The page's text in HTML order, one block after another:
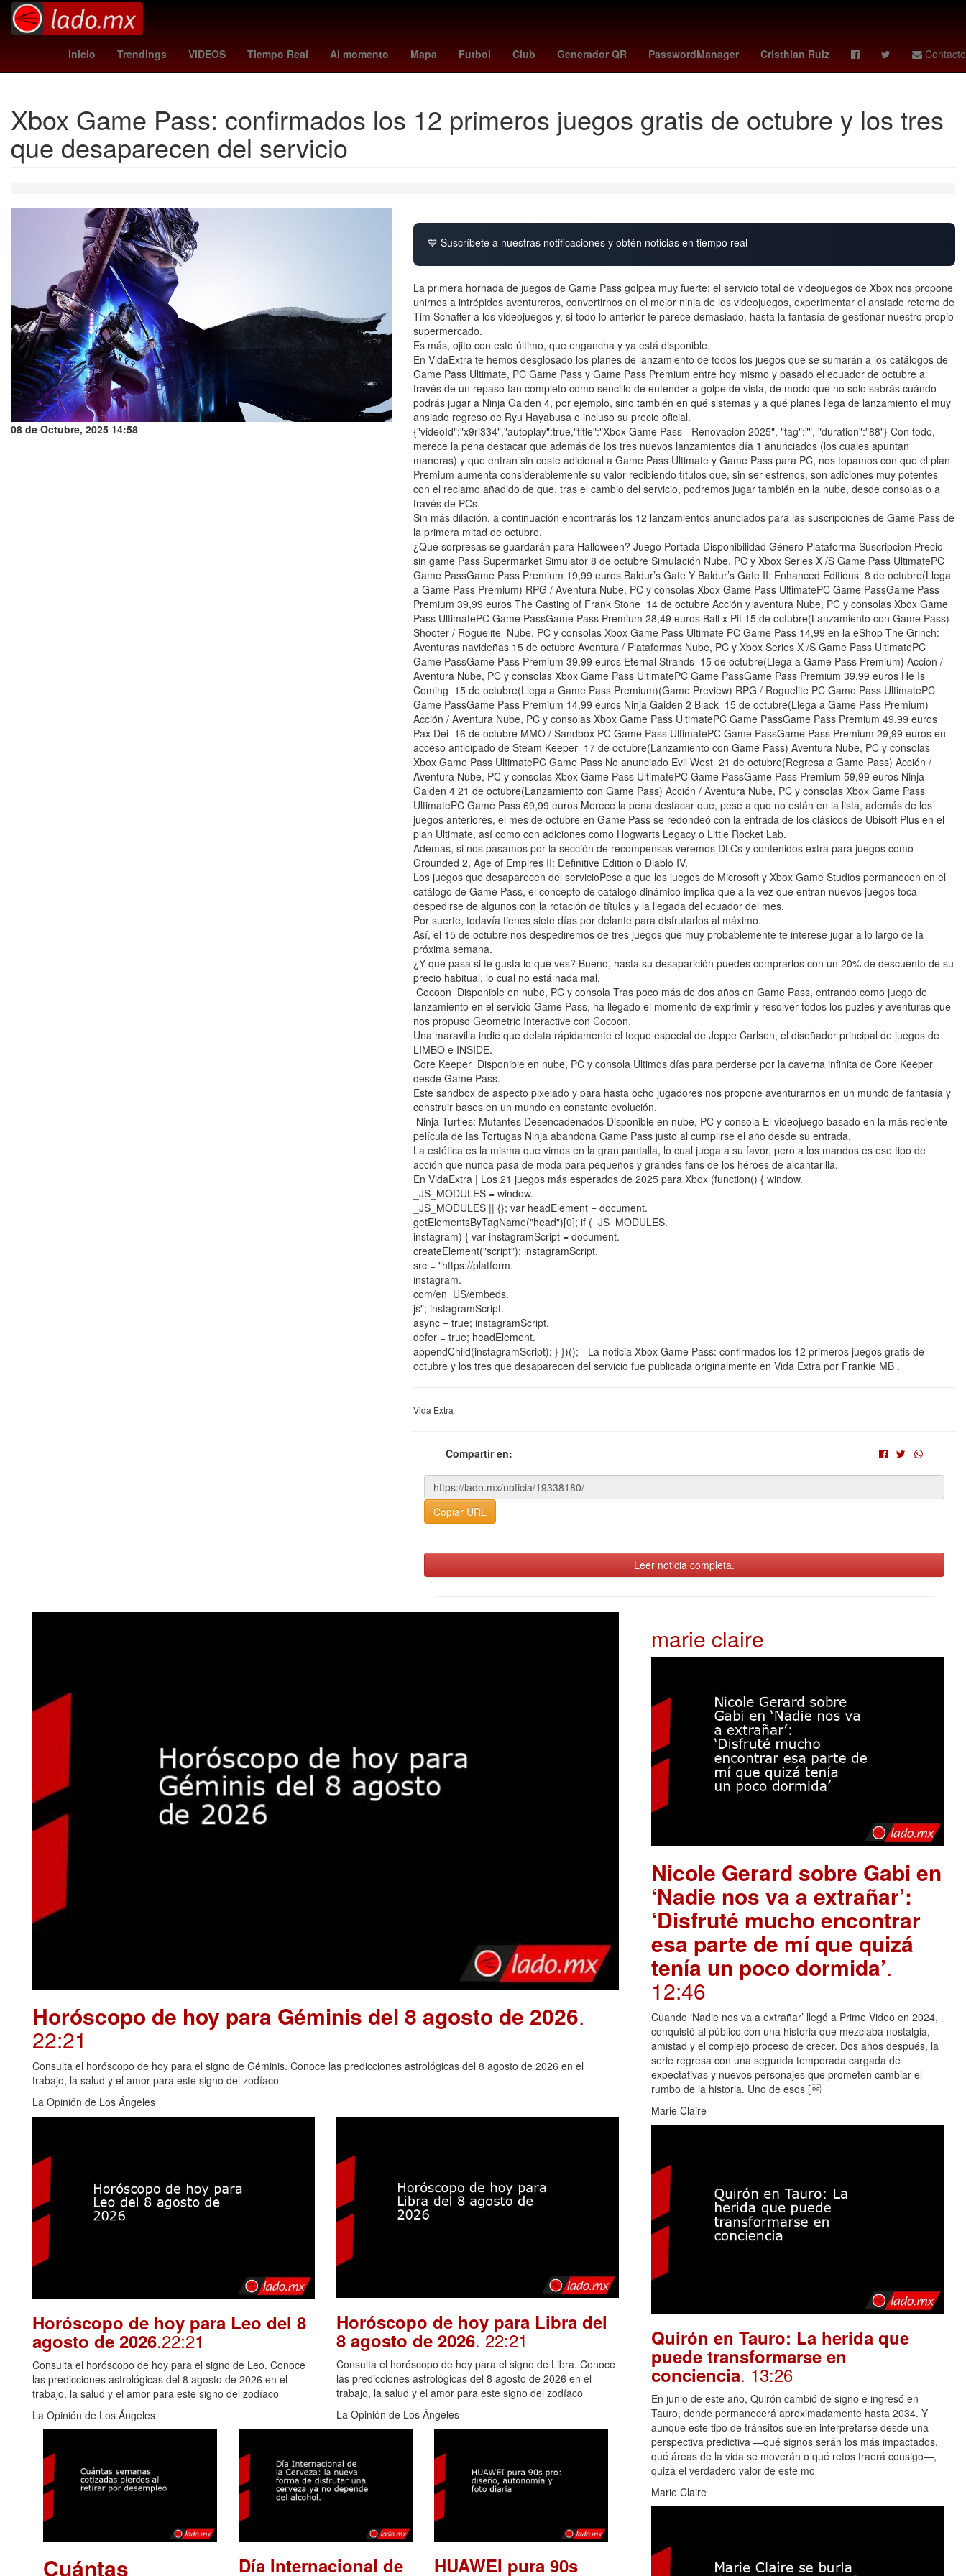
Inicio Trendings VIDEOS Tiempo Real Al momento Mapa Futbol Club Generador QR PasswordManager Cristhian Ruiz Contacto
Estados Unidos Ocoyucan belgica vs españa Fox Sports clima mexicali Play-off andré jardine kate middleton deportivo - sporting gijón gema
Xbox Game Pass: confirmados los 12 primeros juegos gratis de octubre y los tres
que desaparecen del servicio
08 de Octubre, 2025 14:58
💙 Suscríbete a nuestras notificaciones y obtén noticias en tiempo real
La primera hornada de juegos de Game Pass golpea muy fuerte: el servicio total de videojuegos de Xbox nos propone
unirnos a intrépidos aventureros, convertirnos en el mejor ninja de los videojuegos, experimentar el ansiado retorno de
Tim Schaffer a los videojuegos y, si todo lo anterior te parece demasiado, hasta la fantasía de gestionar nuestro propio
supermercado.
Es más, ojito con esto último, que engancha y ya está disponible.
En VidaExtra te hemos desglosado los planes de lanzamiento de todos los juegos que se sumarán a los catálogos de
Game Pass Ultimate, PC Game Pass y Game Pass Premium entre hoy mismo y pasado el ecuador de octubre a
través de un repaso tan completo como sencillo de entender a golpe de vista, de modo que no solo sabrás cuándo
podrás jugar a Ninja Gaiden 4, por ejemplo, sino también en qué sistemas y a qué planes llega de lanzamiento el muy
ansiado regreso de Ryu Hayabusa e incluso su precio oficial.
{"videoId":"x9ri334","autoplay":true,"title":"Xbox Game Pass - Renovación 2025", "tag":"", "duration":"88"} Con todo,
merece la pena destacar que además de los tres nuevos lanzamientos día 1 anunciados (los cuales apuntan
maneras) y que entran sin coste adicional a Game Pass Ultimate y Game Pass para PC, nos topamos con que el plan
Premium aumenta considerablemente su valor recibiendo títulos que, sin ser estrenos, son adiciones muy potentes
con el reclamo añadido de que, tras el cambio del servicio, podremos jugar también en la nube, desde consolas o a
través de PCs.
Sin más dilación, a continuación encontrarás los 12 lanzamientos anunciados para las suscripciones de Game Pass de
la primera mitad de octubre.
¿Qué sorpresas se guardarán para Halloween? Juego Portada Disponibilidad Género Plataforma Suscripción Precio
sin game Pass Supermarket Simulator 8 de octubre Simulación Nube, PC y Xbox Series X /S Game Pass UltimatePC
Game PassGame Pass Premium 19,99 euros Baldur’s Gate Y Baldur’s Gate II: Enhanced Editions 8 de octubre(Llega
a Game Pass Premium) RPG / Aventura Nube, PC y consolas Xbox Game Pass UltimatePC Game PassGame Pass
Premium 39,99 euros The Casting of Frank Stone 14 de octubre Acción y aventura Nube, PC y consolas Xbox Game
Pass UltimatePC Game PassGame Pass Premium 28,49 euros Ball x Pit 15 de octubre(Lanzamiento con Game Pass)
Shooter / Roguelite Nube, PC y consolas Xbox Game Pass Ultimate PC Game Pass 14,99 en la eShop The Grinch:
Aventuras navideñas 15 de octubre Aventura / Plataformas Nube, PC y Xbox Series X /S Game Pass UltimatePC
Game PassGame Pass Premium 39,99 euros Eternal Strands 15 de octubre(Llega a Game Pass Premium) Acción /
Aventura Nube, PC y consolas Xbox Game Pass UltimatePC Game PassGame Pass Premium 39,99 euros He Is
Coming 15 de octubre(Llega a Game Pass Premium)(Game Preview) RPG / Roguelite PC Game Pass UltimatePC
Game PassGame Pass Premium 14,99 euros Ninja Gaiden 2 Black 15 de octubre(Llega a Game Pass Premium)
Acción / Aventura Nube, PC y consolas Xbox Game Pass UltimatePC Game PassGame Pass Premium 49,99 euros
Pax Dei 16 de octubre MMO / Sandbox PC Game Pass UltimatePC Game PassGame Pass Premium 29,99 euros en
acceso anticipado de Steam Keeper 17 de octubre(Lanzamiento con Game Pass) Aventura Nube, PC y consolas
Xbox Game Pass UltimatePC Game Pass No anunciado Evil West 21 de octubre(Regresa a Game Pass) Acción /
Aventura Nube, PC y consolas Xbox Game Pass UltimatePC Game PassGame Pass Premium 59,99 euros Ninja
Gaiden 4 21 de octubre(Lanzamiento con Game Pass) Acción / Aventura Nube, PC y consolas Xbox Game Pass
UltimatePC Game Pass 69,99 euros Merece la pena destacar que, pese a que no están en la lista, además de los
juegos anteriores, el mes de octubre en Game Pass se redondeó con la entrada de los clásicos de Ubisoft Plus en el
plan Ultimate, así como con adiciones como Hogwarts Legacy o Little Rocket Lab.
Además, si nos pasamos por la sección de recompensas veremos DLCs y contenidos extra para juegos como
Grounded 2, Age of Empires II: Definitive Edition o Diablo IV.
Los juegos que desaparecen del servicioPese a que los juegos de Microsoft y Xbox Game Studios permanecen en el
catálogo de Game Pass, el concepto de catálogo dinámico implica que a la vez que entran nuevos juegos toca
despedirse de algunos con la rotación de títulos y la llegada del ecuador del mes.
Por suerte, todavía tienes siete días por delante para disfrutarlos al máximo.
Así, el 15 de octubre nos despediremos de tres juegos que muy probablemente te interese jugar a lo largo de la
próxima semana.
¿Y qué pasa si te gusta lo que ves? Bueno, hasta su desaparición puedes comprarlos con un 20% de descuento de su
precio habitual, lo cual no está nada mal.
Cocoon Disponible en nube, PC y consola Tras poco más de dos años en Game Pass, entrando como juego de
lanzamiento en el servicio Game Pass, ha llegado el momento de exprimir y resolver todos los puzles y aventuras que
nos propuso Geometric Interactive con Cocoon.
Una maravilla indie que delata rápidamente el toque especial de Jeppe Carlsen, el diseñador principal de juegos de
LIMBO e INSIDE.
Core Keeper Disponible en nube, PC y consola Últimos días para perderse por la caverna infinita de Core Keeper
desde Game Pass.
Este sandbox de aspecto pixelado y para hasta ocho jugadores nos propone aventurarnos en un mundo de fantasía y
construir bases en un mundo en constante evolución.
Ninja Turtles: Mutantes Desencadenados Disponible en nube, PC y consola El videojuego basado en la más reciente
película de las Tortugas Ninja abandona Game Pass justo al cumplirse el año desde su entrada.
La estética es la misma que vimos en la gran pantalla, lo cual juega a su favor, pero a los mandos es ese tipo de
acción que nunca pasa de moda para pequeños y grandes fans de los héroes de alcantarilla.
En VidaExtra | Los 21 juegos más esperados de 2025 para Xbox (function() { window.
_JS_MODULES = window.
_JS_MODULES || {}; var headElement = document.
getElementsByTagName("head")[0]; if (_JS_MODULES.
instagram) { var instagramScript = document.
createElement("script"); instagramScript.
src = "https://platform.
instagram.
com/en_US/embeds.
js"; instagramScript.
async = true; instagramScript.
defer = true; headElement.
appendChild(instagramScript); } })(); - La noticia Xbox Game Pass: confirmados los 12 primeros juegos gratis de
octubre y los tres que desaparecen del servicio fue publicada originalmente en Vida Extra por Frankie MB .
Vida Extra
Compartir en:
Copiar URL
Leer noticia completa.
Horóscopo de hoy para Géminis del 8 agosto de 2026.
22:21
Consulta el horóscopo de hoy para el signo de Géminis. Conoce las predicciones astrológicas del 8 agosto de 2026 en el
trabajo, la salud y el amor para este signo del zodíaco
La Opinión de Los Ángeles
Horóscopo de hoy para Leo del 8
agosto de 2026.22:21
Consulta el horóscopo de hoy para el signo de Leo. Conoce
las predicciones astrológicas del 8 agosto de 2026 en el
trabajo, la salud y el amor para este signo del zodíaco
La Opinión de Los Ángeles
Horóscopo de hoy para Libra del
8 agosto de 2026. 22:21
Consulta el horóscopo de hoy para el signo de Libra. Conoce
las predicciones astrológicas del 8 agosto de 2026 en el
trabajo, la salud y el amor para este signo del zodíaco
La Opinión de Los Ángeles
Cuántas Día Internacional de HUAWEI pura 90s
marie claire
Nicole Gerard sobre Gabi en
‘Nadie nos va a extrañar’:
‘Disfruté mucho encontrar
esa parte de mí que quizá
tenía un poco dormida’.
12:46
Cuando ‘Nadie nos va a extrañar’ llegó a Prime Video en 2024,
conquistó al público con una historia que mezclaba nostalgia,
amistad y el complejo proceso de crecer. Dos años después, la
serie regresa con una segunda temporada cargada de
expectativas y nuevos personajes que prometen cambiar el
rumbo de la historia. Uno de esos [
Marie Claire
Quirón en Tauro: La herida que
puede transformarse en
conciencia. 13:26
En junio de este año, Quirón cambió de signo e ingresó en
Tauro, donde permanecerá aproximadamente hasta 2034. Y
aunque este tipo de tránsitos suelen interpretarse desde una
perspectiva predictiva —qué signos serán los más impactados,
qué áreas de la vida se moverán o qué retos traerá consigo—,
quizá el verdadero valor de este mo
Marie Claire